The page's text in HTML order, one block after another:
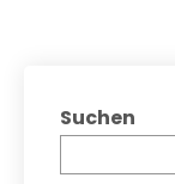
Suchen